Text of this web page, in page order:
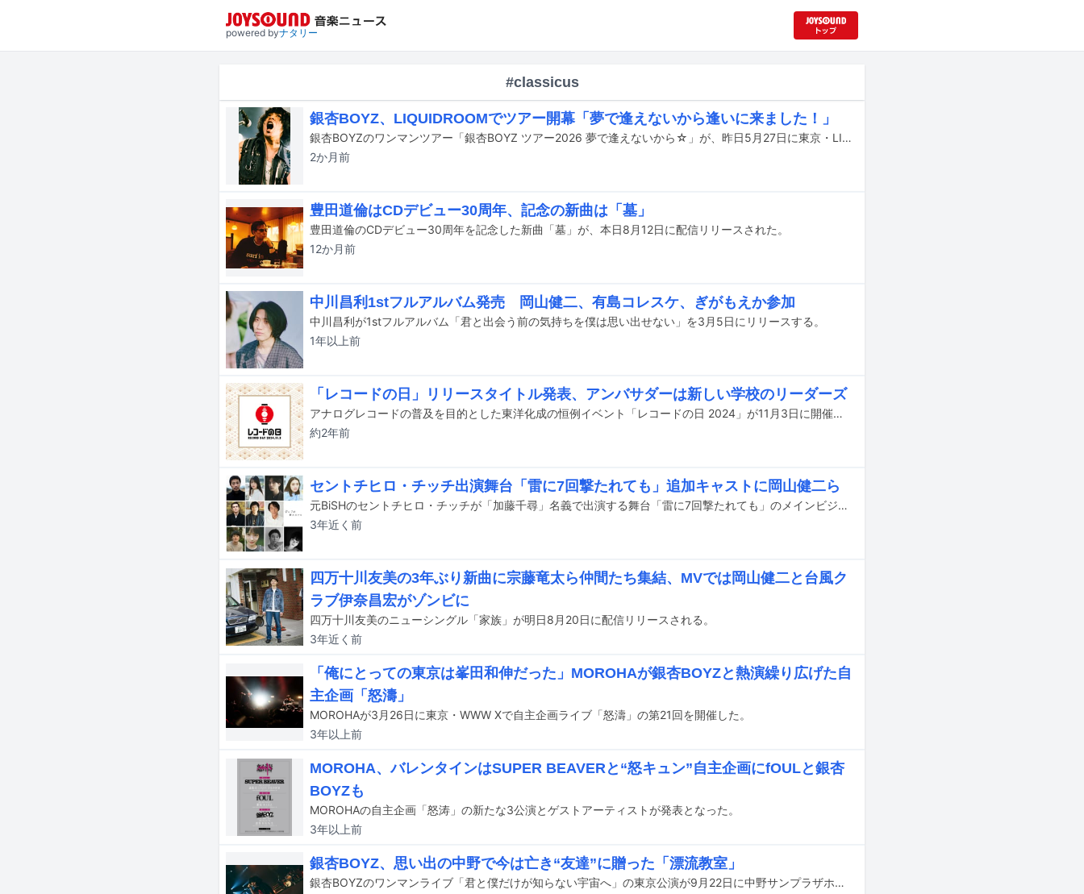
powered byナタリー
#classicus
銀杏BOYZ、LIQUIDROOMでツアー開幕「夢で逢えないから逢いに来ました！」
銀杏BOYZのワンマンツアー「銀杏BOYZ ツアー2026 夢で逢えないから☆」が、昨日5月27日に東京・LIQUIDROOMにて開幕した。
2か月前
豊田道倫はCDデビュー30周年、記念の新曲は「墓」
豊田道倫のCDデビュー30周年を記念した新曲「墓」が、本日8月12日に配信リリースされた。
12か月前
中川昌利1stフルアルバム発売 岡山健二、有島コレスケ、ぎがもえか参加
中川昌利が1stフルアルバム「君と出会う前の気持ちを僕は思い出せない」を3月5日にリリースする。
1年以上前
「レコードの日」リリースタイトル発表、アンバサダーは新しい学校のリーダーズ
アナログレコードの普及を目的とした東洋化成の恒例イベント「レコードの日 2024」が11月3日に開催される。
約2年前
セントチヒロ・チッチ出演舞台「雷に7回撃たれても」追加キャストに岡山健二ら
元BiSHのセントチヒロ・チッチが「加藤千尋」名義で出演する舞台「雷に7回撃たれても」のメインビジュアルとキャストが公開された。
3年近く 前
四万十川友美の3年ぶり新曲に宗藤竜太ら仲間たち集結、MVでは岡山健二と台風ク
ラブ伊奈昌宏がゾンビに
四万十川友美のニューシングル「家族」が明日8月20日に配信リリースされる。
3年近く 前
「俺にとっての東京は峯田和伸だった」MOROHAが銀杏BOYZと熱演繰り広げた自
主企画「怒濤」
MOROHAが3月26日に東京・WWW Xで自主企画ライブ「怒濤」の第21回を開催した。
3年以上前
MOROHA、バレンタインはSUPER BEAVERと“怒キュン”自主企画にfOULと銀杏
BOYZも
MOROHAの自主企画「怒涛」の新たな3公演とゲストアーティストが発表となった。
3年以上前
銀杏BOYZ、思い出の中野で今は亡き“友達”に贈った「漂流教室」
銀杏BOYZのワンマンライブ「君と僕だけが知らない宇宙へ」の東京公演が9月22日に中野サンプラザホールにて開催された。